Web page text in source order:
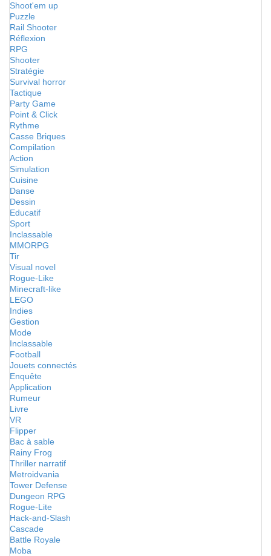
Shoot'em up
Puzzle
Rail Shooter
Réflexion
RPG
Shooter
Stratégie
Survival horror
Tactique
Party Game
Point & Click
Rythme
Casse Briques
Compilation
Action
Simulation
Cuisine
Danse
Dessin
Educatif
Sport
Inclassable
MMORPG
Tir
Visual novel
Rogue-Like
Minecraft-like
LEGO
Indies
Gestion
Mode
Inclassable
Football
Jouets connectés
Enquête
Application
Rumeur
Livre
VR
Flipper
Bac à sable
Rainy Frog
Thriller narratif
Metroidvania
Tower Defense
Dungeon RPG
Rogue-Lite
Hack-and-Slash
Cascade
Battle Royale
Moba